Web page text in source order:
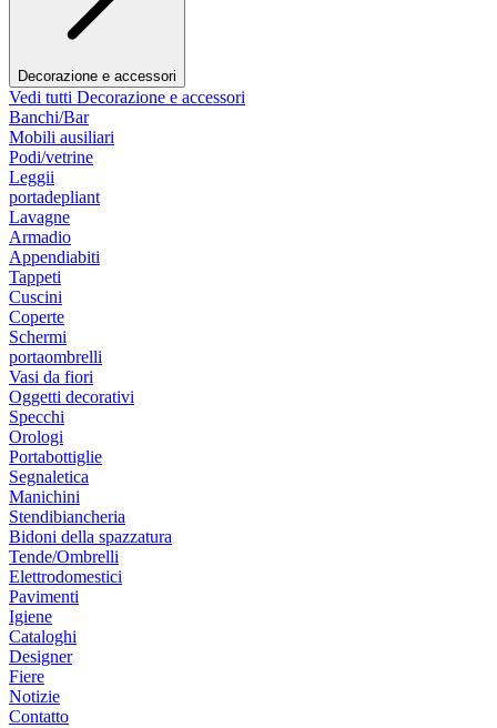
Decorazione e accessori
Vedi tutti Decorazione e accessori
Banchi/Bar
Mobili ausiliari
Podi/vetrine
Leggii
portadepliant
Lavagne
Armadio
Appendiabiti
Tappeti
Cuscini
Coperte
Schermi
portaombrelli
Vasi da fiori
Oggetti decorativi
Specchi
Orologi
Portabottiglie
Segnaletica
Manichini
Stendibiancheria
Bidoni della spazzatura
Tende/Ombrelli
Elettrodomestici
Pavimenti
Igiene
Cataloghi
Designer
Fiere
Notizie
Contatto